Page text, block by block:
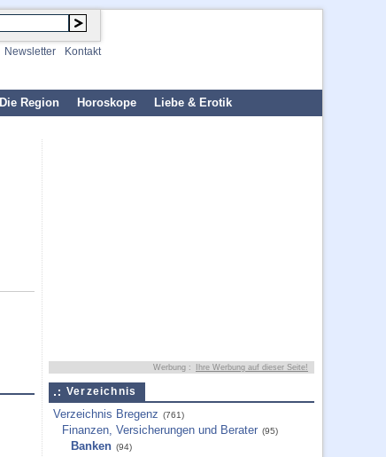
Newsletter Kontakt
Die Region Horoskope Liebe & Erotik
Werbung : Ihre Werbung auf dieser Seite!
Verzeichnis
Verzeichnis Bregenz (761)
Finanzen, Versicherungen und Berater (95)
Banken (94)